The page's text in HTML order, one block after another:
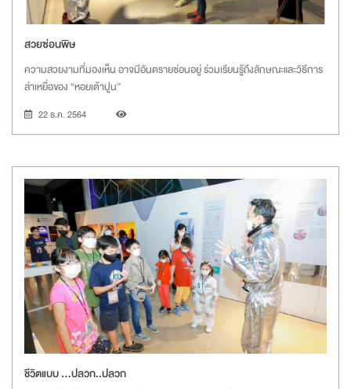
สวยซ่อนพิษ
ความสวยงามที่มองเห็น อาจมีอันตรายซ่อนอยู่ ร่วมเรียนรู้ถึงลักษณะและวิธีการ
ล่าเหยื่อของ “หอยเต้าปูน”
22 ธ.ค. 2564
ชีวิตแบบ ...ปลวก..ปลวก